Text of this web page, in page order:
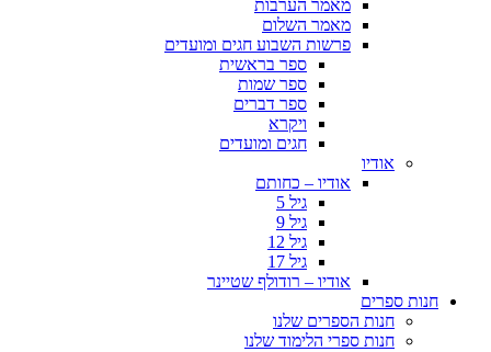
מאמר הערבות
מאמר השלום
פרשות השבוע חגים ומועדים
ספר בראשית
ספר שמות
ספר דברים
ויקרא
חגים ומועדים
אודיו
אודיו – כחותם
גיל 5
גיל 9
גיל 12
גיל 17
אודיו – רודולף שטיינר
חנות ספרים
חנות הספרים שלנו
חנות ספרי הלימוד שלנו